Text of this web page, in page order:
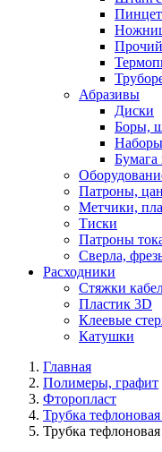
Абразивы
Диски
Боры,
Наборы
Бумага
Патроны,
Метчики,
Тиски
Патроны
Сверла,
Расходники
Стяжки
Пластик 3D
Клеевые
Катушки
Главная
Полимеры, графит
Фторопласт
Трубка
Трубка